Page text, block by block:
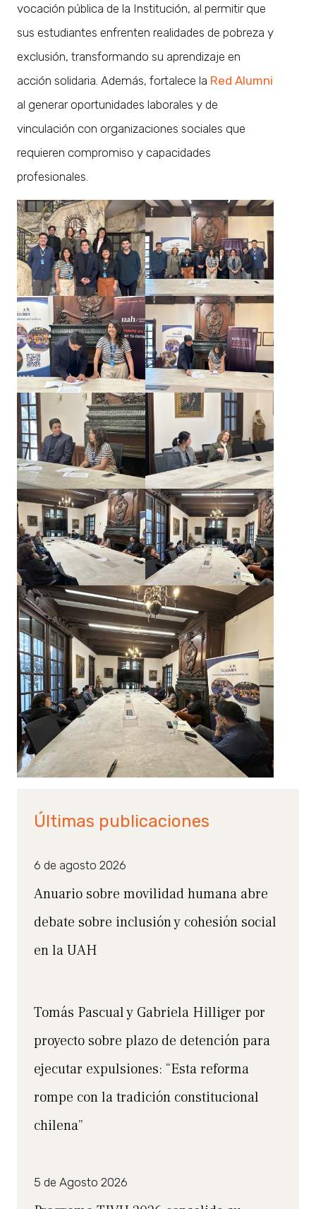
vocación pública de la Institución, al permitir que
sus estudiantes enfrenten realidades de pobreza y
exclusión, transformando su aprendizaje en
acción solidaria. Además, fortalece la Red Alumni
al generar oportunidades laborales y de
vinculación con organizaciones sociales que
requieren compromiso y capacidades
profesionales.
Últimas publicaciones
6 de agosto 2026
Anuario sobre movilidad humana abre
debate sobre inclusión y cohesión social
en la UAH
Tomás Pascual y Gabriela Hilliger por
proyecto sobre plazo de detención para
ejecutar expulsiones: “Esta reforma
rompe con la tradición constitucional
chilena”
5 de Agosto 2026